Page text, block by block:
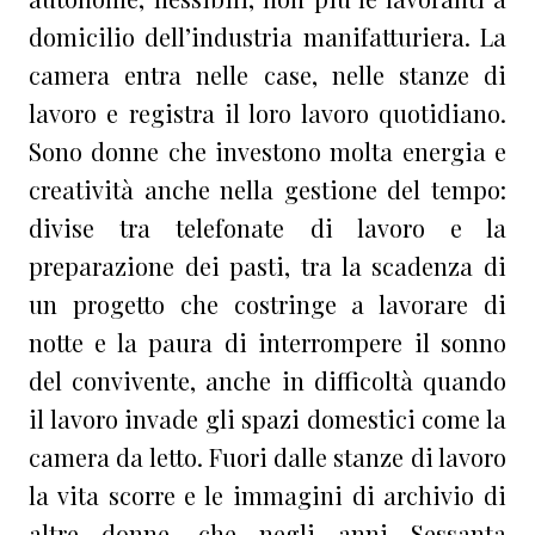
domicilio dell’industria manifatturiera. La
camera entra nelle case, nelle stanze di
lavoro e registra il loro lavoro quotidiano.
Sono donne che investono molta energia e
creatività anche nella gestione del tempo:
divise tra telefonate di lavoro e la
preparazione dei pasti, tra la scadenza di
un progetto che costringe a lavorare di
notte e la paura di interrompere il sonno
del convivente, anche in difficoltà quando
il lavoro invade gli spazi domestici come la
camera da letto. Fuori dalle stanze di lavoro
la vita scorre e le immagini di archivio di